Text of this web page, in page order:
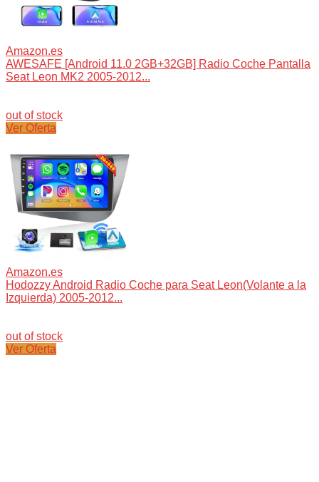
Amazon.es
AWESAFE [Android 11.0 2GB+32GB] Radio Coche Pantalla
Seat Leon MK2 2005-2012...
out of stock
Ver Oferta
Amazon.es
Hodozzy Android Radio Coche para Seat Leon(Volante a la
Izquierda) 2005-2012...
out of stock
Ver Oferta